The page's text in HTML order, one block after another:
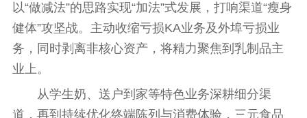
以“做减法”的思路实现“加法”式发展，打响渠道“瘦身
健体”攻坚战。主动收缩亏损KA业务及外埠亏损业
务，同时剥离非核心资产，将精力聚焦到乳制品主
业上。
从学生奶、送户到家等特色业务深耕细分渠
道，再到持续优化终端陈列与消费体验，三元食品